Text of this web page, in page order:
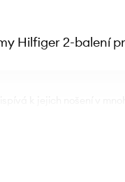
Hilfiger 2-balení